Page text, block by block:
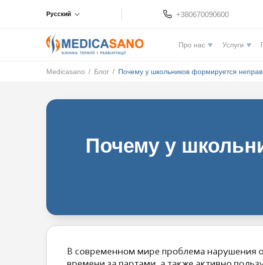
Русский +380670090600
Про нас Услуги
Medicasano / Блог / Почему у школьников формируется
Почему у
В современном мире проблема нарушения